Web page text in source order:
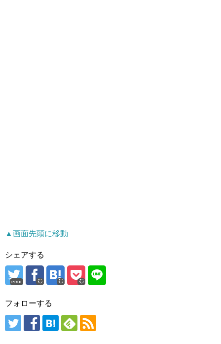
▲画面先頭に移動
シェアする
error
フォローする